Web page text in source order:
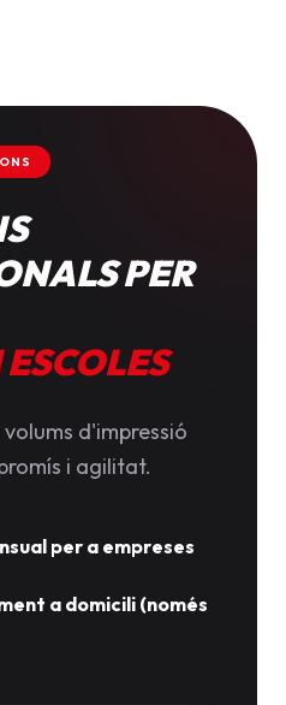
PER
d'impressió
i agilitat.
per a empreses
a domicili (només